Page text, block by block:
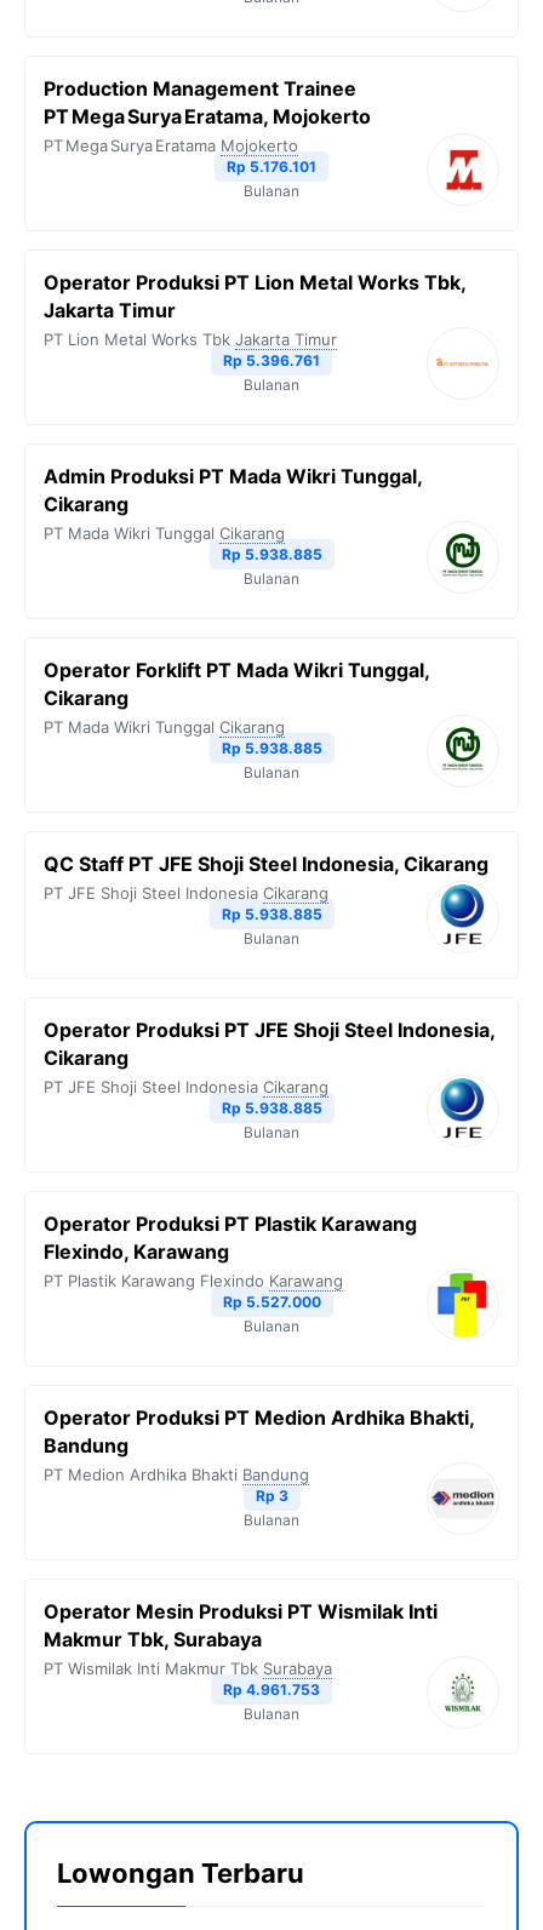
Production Management Trainee
PT Mega Surya Eratama, Mojokerto
PT Mega Surya Eratama Mojokerto
Rp 5.176.101
Bulanan
Operator Produksi PT Lion Metal Works Tbk,
Jakarta Timur
PT Lion Metal Works Tbk Jakarta Timur
Rp 5.396.761
Bulanan
Admin Produksi PT Mada Wikri Tunggal,
Cikarang
PT Mada Wikri Tunggal Cikarang
Rp 5.938.885
Bulanan
Operator Forklift PT Mada Wikri Tunggal,
Cikarang
PT Mada Wikri Tunggal Cikarang
Rp 5.938.885
Bulanan
QC Staff PT JFE Shoji Steel Indonesia, Cikarang
PT JFE Shoji Steel Indonesia Cikarang
Rp 5.938.885
Bulanan
Operator Produksi PT JFE Shoji Steel Indonesia,
Cikarang
PT JFE Shoji Steel Indonesia Cikarang
Rp 5.938.885
Bulanan
Operator Produksi PT Plastik Karawang
Flexindo, Karawang
PT Plastik Karawang Flexindo Karawang
Rp 5.527.000
Bulanan
Operator Produksi PT Medion Ardhika Bhakti,
Bandung
PT Medion Ardhika Bhakti Bandung
Rp 3
Bulanan
Operator Mesin Produksi PT Wismilak Inti
Makmur Tbk, Surabaya
PT Wismilak Inti Makmur Tbk Surabaya
Rp 4.961.753
Bulanan
Lowongan Terbaru